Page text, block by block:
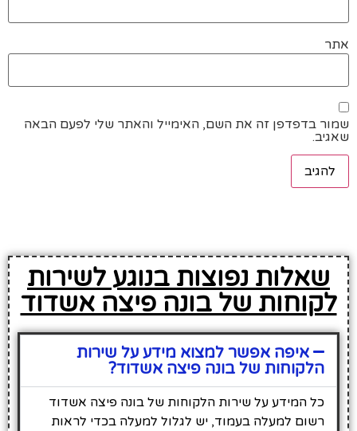
אתר
שמור בדפדפן זה את השם, האימייל והאתר שלי לפעם הבאה
שאגיב.
שאלות נפוצות בנוגע לשירות
לקוחות של בונה פיצה אשדוד
איפה אפשר למצוא מידע על שירות
הלקוחות של בונה פיצה אשדוד?
כל המידע על שירות הלקוחות של בונה פיצה אשדוד
רשום למעלה בעמוד, יש לגלול למעלה בכדי לראות